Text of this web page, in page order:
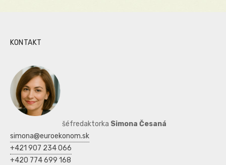
KONTAKT
šéfredaktorka Simona Česaná
simona@euroekonom.sk
+421 907 234 066
+420 774 699 168